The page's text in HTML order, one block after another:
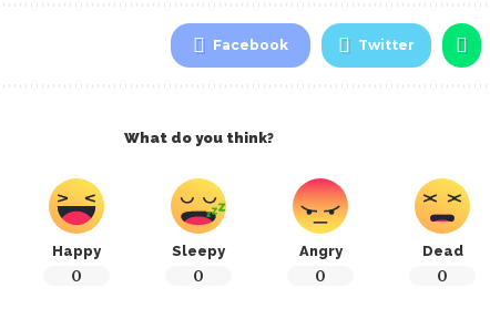
Facebook Twitter
What do you think?
Happy
0
Sleepy
0
Angry
0
Dead
0